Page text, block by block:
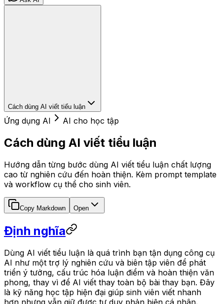
Cách dùng AI viết tiểu luận
Ứng dụng AI AI cho học tập
Cách dùng AI viết tiểu luận
Hướng dẫn từng bước dùng AI viết tiểu luận chất lượng
cao từ nghiên cứu đến hoàn thiện. Kèm prompt template
và workflow cụ thể cho sinh viên.
Copy Markdown Open
Định nghĩa
Dùng AI viết tiểu luận là quá trình bạn tận dụng công cụ
AI như một trợ lý nghiên cứu và biên tập viên để phát
triển ý tưởng, cấu trúc hóa luận điểm và hoàn thiện văn
phong, thay vì để AI viết thay toàn bộ bài thay bạn. Đây
là kỹ năng học tập hiện đại giúp sinh viên viết nhanh
hơn nhưng vẫn giữ được tư duy phản biện cá nhân.